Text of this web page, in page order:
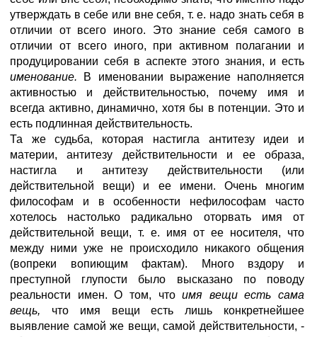
утверждать в себе или вне себя, т. е. надо знать себя в
отличии от всего иного. Это знание себя самого в
отличии от всего иного, при активном полагании и
продуцировании себя в аспекте этого знания, и есть
именование.
В именовании выражение наполняется
активностью и действительностью, почему имя и
всегда активно, динамично, хотя бы в потенции. Это и
есть подлинная действительность.
Та же судьба, которая настигла антитезу идеи и
материи, антитезу действительности и ее образа,
настигла и антитезу действительности (или
действительной вещи) и ее имени. Очень многим
философам и в особенности нефилософам часто
хотелось настолько радикально оторвать имя от
действительной вещи, т. е. имя от ее носителя, что
между ними уже не происходило никакого общения
(вопреки вопиющим фактам). Много вздору и
преступной глупости было высказано по поводу
реальности имен. О том, чтоимя вещи есть сама
вещь, что имя вещи есть лишь конкретнейшее
выявление самой же вещи, самой действительности, -